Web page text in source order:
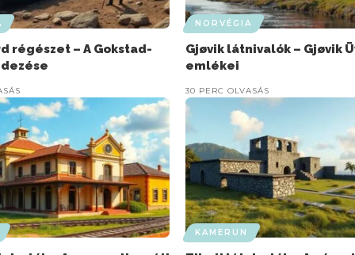
régészet – A Gokstad-
NORVÉGIA
Gjøvik látnivalók – Gjøvik
emlékei
30 PERC OLVASÁS
KAMERUN